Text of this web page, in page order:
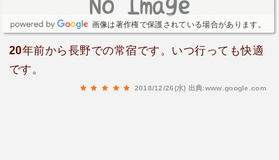
画像は著作権で保護されている場合があります。
20年前から長野での常宿です。いつ行っても快適
です。
2018/12/26(水) 出典:www.google.com